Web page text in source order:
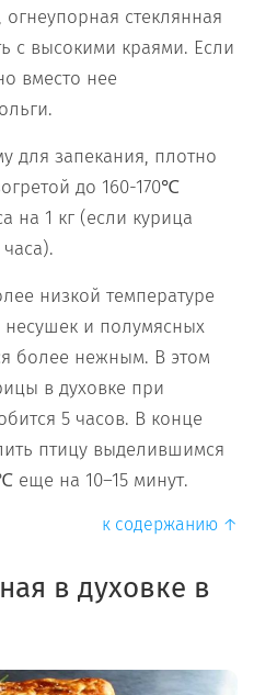
стеклянная
с высокими краями. Если
вместо нее
для запекания, плотно
до 160-170℃
на 1 кг (если курица
низкой температуре
несушек и полумясных
более нежным. В этом
в духовке при
5 часов. В конце
птицу выделившимся
еще на 10–15 минут.
к содержанию ↑
в духовке в